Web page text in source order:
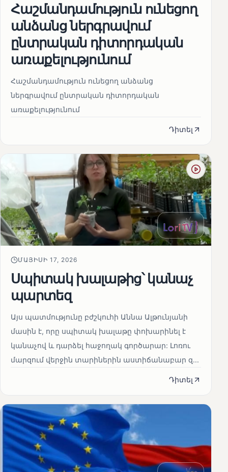
Հաշմանդամություն ունեցող
անձանց ներգրավում
ընտրական դիտորդական
առաքելությունում
Հաշմանդամություն ունեցող անձանց
ներգրավում ընտրական դիտորդական
առաքելությունում
Դիտել
ՄԱՅԻՍԻ 17, 2026
Սպիտակ խալաթից՝ կանաչ
պարտեզ
Այս պատմությունը բժշկուհի Աննա Ալթունյանի
մասին է, որը սպիտակ խալաթը փոխարինել է
կանաչով և դարձել հաջողակ գործարար: Լոռու
մարզում վերջին տարիներին աստիճանաբար զ...
Դիտել